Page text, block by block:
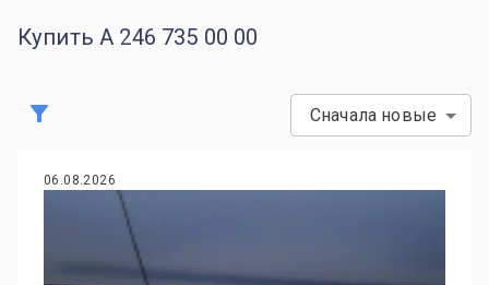
Купить A 246 735 00 00
Сначала новые
06.08.2026